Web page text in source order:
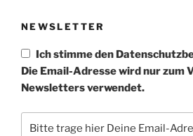
NEWSLETTER
Ich stimme den
Die Email-Adresse wird nur zum
Newsletters verwendet.